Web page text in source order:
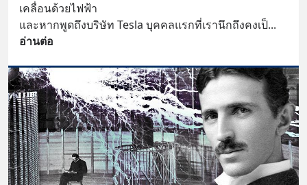
เคลื่อนด้วยไฟฟ้า
และหากพูดถึงบริษัท Tesla บุคคลแรกที่เรานึกถึงคงเป็
อ่านต่อ